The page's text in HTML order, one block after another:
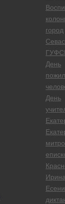
город
День
День